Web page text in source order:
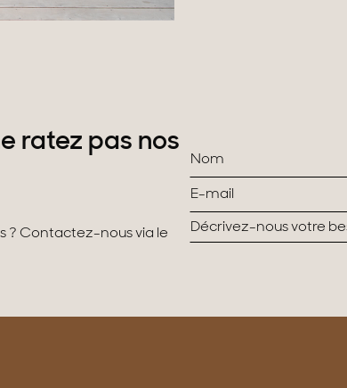
ratez pas nos
? Contactez-nous via le